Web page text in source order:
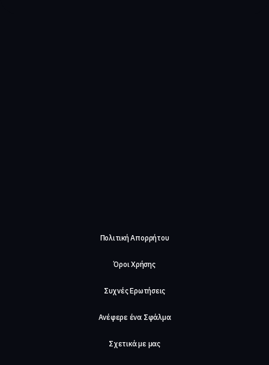
Πολιτική Απορρήτου
Όροι Χρήσης
Συχνές Ερωτήσεις
Ανέφερε ένα Σφάλμα
Σχετικά με μας